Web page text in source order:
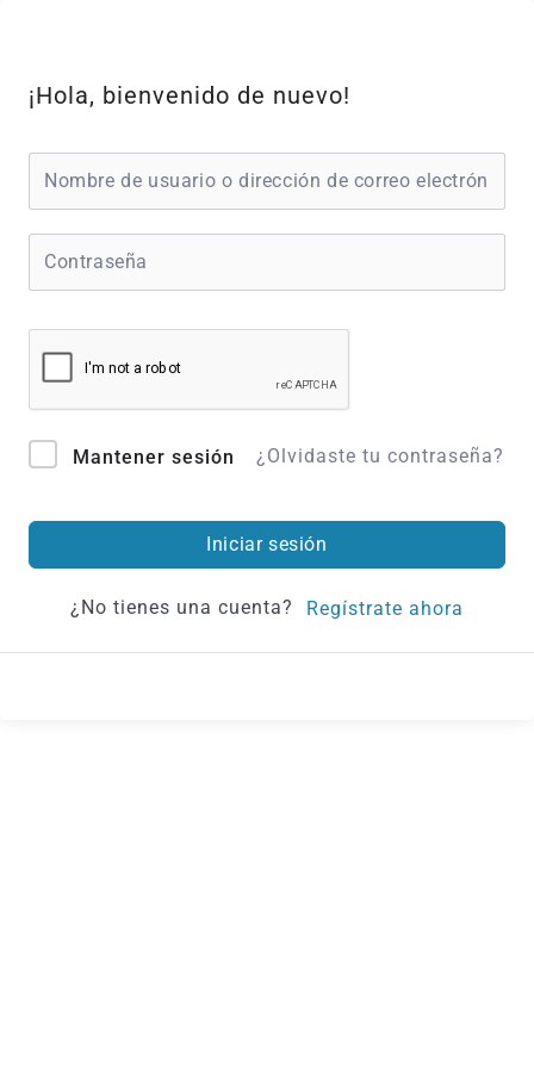
contenido
¡Hola, bienvenido de nuevo!
Mantener sesión ¿Olvidaste tu contraseña?
Iniciar sesión
¿No tienes una cuenta? Regístrate ahora